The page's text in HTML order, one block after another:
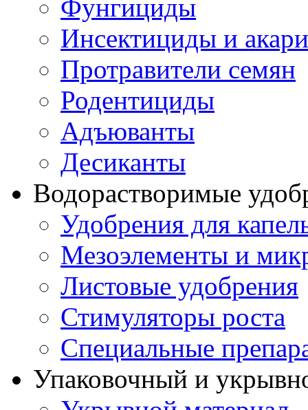
Фунгициды
Инсектициды и
Протравители семян
Родентициды
Адъюванты
Десиканты
Водорастворимые
Удобрения для
Мезоэлементы и
Листовые удобрения
Стимуляторы роста
Специальные
Упаковочный и